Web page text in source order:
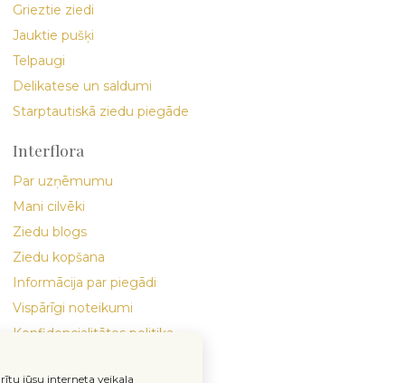
Grieztie ziedi
Jauktie pušķi
Telpaugi
Delikatese un saldumi
Starptautiskā ziedu piegāde
Interflora
Par uzņēmumu
Mani cilvēki
Ziedu blogs
Ziedu kopšana
Informācija par piegādi
Vispārīgi noteikumi
Konfidencialitātes politika
jūsu interneta veikala